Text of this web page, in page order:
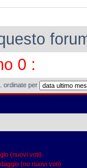
0 :
ordinate per
(nuovi voti)
(no nuovi voti)